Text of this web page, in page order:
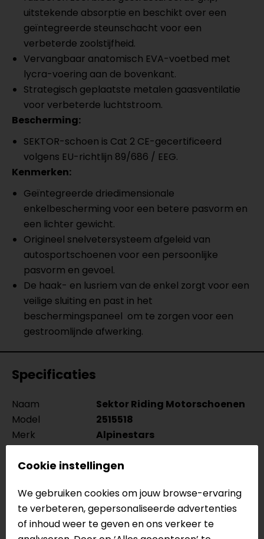
uitstekende absorptie en beschikt over een
geïntegreerde steunschacht voor een
verbeterde zoolstijfheid.
Vervangbaar anatomisch EVA-voetbed met
lycra-voering aan de bovenkant.
Strategisch geplaatste metalen gaasventilatie
voor verbeterde luchtstroom.
Bescherming:
SEKTOR-schoen is Cat 2 CE-gecertificeerd
volgens EU-richtlijn 89/686 / EEG.
Kenmerken:
Geïntegreerde driedimensionale
enkelbescherming voor een betere pasvorm en
een lichter gewicht.
Origineel snelvetersysteem afgeleid van
autosportschoenen voor een persoonlijke
pasvorm en gevoel.
De haak- en lusriem van de enkel zorgt voor een
veilige sluiting en past in het
beschermingspaneel om te zorgen voor een
gestroomlijnde afwerking.
Specificaties
Naam
Sektor Riding Motorschoenen
Model
2515518
Merk
Alpinestars
Hoofdsluiting
Veters, Klittenband
Rijstijl
Urban, Sportief
Schachthoogte
Laag
Seizoen
Zomer
Cookie instellingen
We gebruiken cookies om jouw browse-ervaring
te verbeteren, gepersonaliseerde advertenties
of inhoud weer te geven en ons verkeer te